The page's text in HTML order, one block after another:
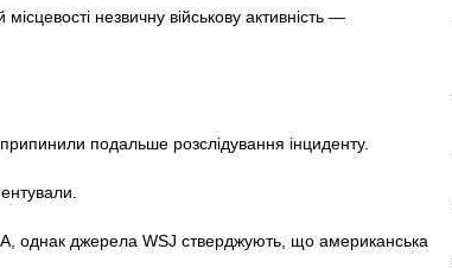
незвичну військову активність —
подальше розслідування інциденту.
однак джерела WSJ стверджують, що американська